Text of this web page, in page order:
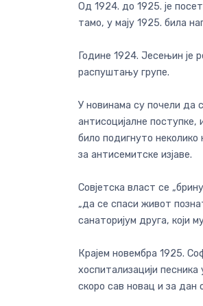
Од 1924. до 1925. је
тамо, у мају 1925. била
Године 1924. Јесењин је
распуштању групе.
У новинама су почели да
антисоцијалне
било подигнуто
за антисемитске изјаве.
Совјетска власт се
„да се спаси живот
санаторијум друга, који
Крајем новембра 1925.
хоспитализацији
скоро сав новац и за дан